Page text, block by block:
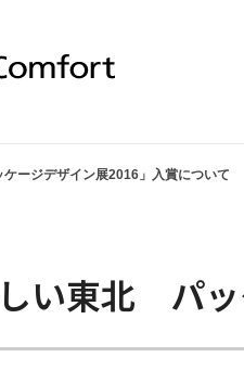
ージデザイン展2016」入賞について
しい東北 パ